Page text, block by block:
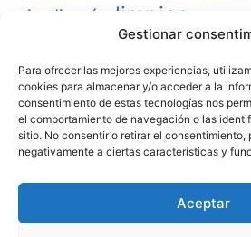
Gestionar
Para ofrecer las mejores experiencias,
cookies para almacenar y/o acceder a la
consentimiento de estas tecnologías nos
el comportamiento de navegación o las
sitio. No consentir o retirar el consentimiento,
negativamente a ciertas características y
Aceptar
jardinería limpiar
minimalismo
ordenar organizar
reciclaje relaciones
tecnología viajar voluntariado